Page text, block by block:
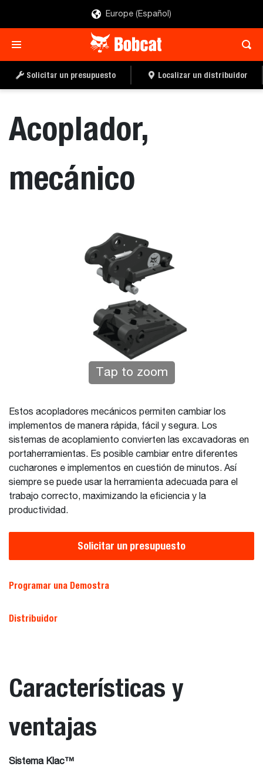
Europe (Español)
Solicitar un presupuesto Localizar un distribuidor
Acoplador,
mecánico
Tap to zoom
Estos acopladores mecánicos permiten cambiar los
implementos de manera rápida, fácil y segura. Los
sistemas de acoplamiento convierten las excavadoras en
portaherramientas. Es posible cambiar entre diferentes
cucharones e implementos en cuestión de minutos. Así
siempre se puede usar la herramienta adecuada para el
trabajo correcto, maximizando la eficiencia y la
productividad.
Solicitar un presupuesto
Programar una Demostra
Distribuidor
Características y
ventajas
Sistema Klac™
LOCALIZAR UN